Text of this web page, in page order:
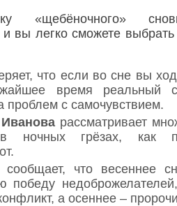
«щебёночного»
и вы легко сможете
что если во сне вы
время реальный
проблем с самочувствием.
рассматривает
ночных грёзах, как
что весеннее
победу
а осеннее –